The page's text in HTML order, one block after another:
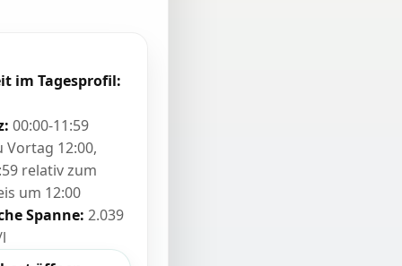
im Tagesprofil:
00:00-11:59
Vortag 12:00,
relativ zum
um 12:00
Spanne: 2.039